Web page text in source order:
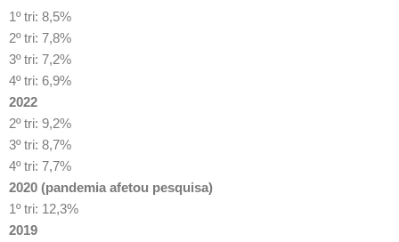
1º tri: 8,5%
2º tri: 7,8%
3º tri: 7,2%
4º tri: 6,9%
2022
2º tri: 9,2%
3º tri: 8,7%
4º tri: 7,7%
2020 (pandemia afetou pesquisa)
1º tri: 12,3%
2019